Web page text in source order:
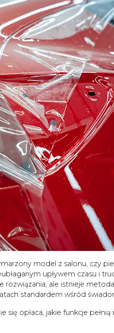
model z salonu, czy
upływem czasu i
ale istnieje
standardem wśród
opłaca, jakie funkcje